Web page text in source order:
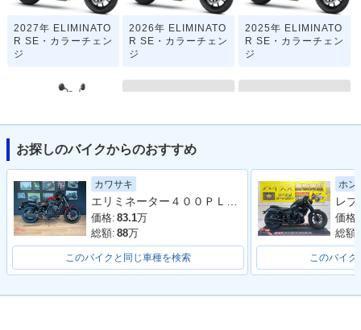
2027年 ELIMINATO
R SE・カラーチェン
ジ
2026年 ELIMINATO
R SE・カラーチェン
ジ
2025年 ELIMINATO
R SE・カラーチェン
ジ
2024年 ELIMINATO
R SE・新登場
1990年 ELIMINATO
R 400 SE
1989年 ELIMINATO
R 400 SE
お探しのバイクからのおすすめ
カワサキ
エリミネーター４００ＰＬＡＺＡ ＥＤＩＴＩＯＮ
価格: 83.1万
総額: 88万
このバイクと同じ車種を検索
ホン
価格:
総額:
このバイク